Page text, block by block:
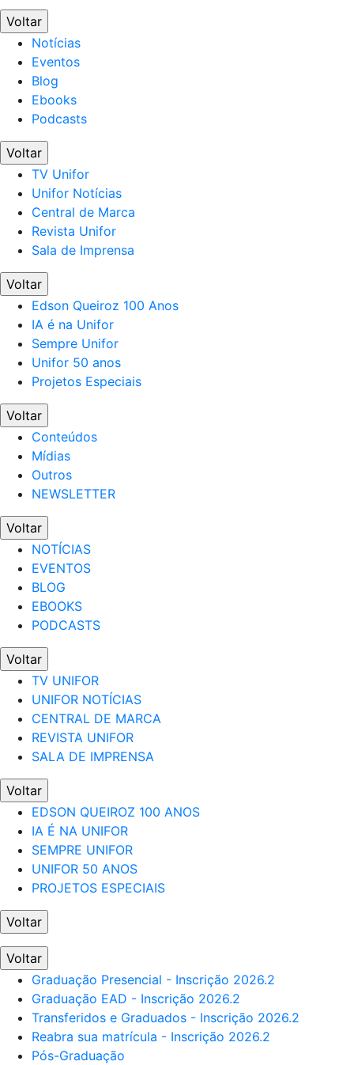
Voltar
Notícias
Eventos
Blog
Ebooks
Podcasts
Voltar
TV Unifor
Unifor Notícias
Central de Marca
Revista Unifor
Sala de Imprensa
Voltar
Edson Queiroz 100 Anos
IA é na Unifor
Sempre Unifor
Unifor 50 anos
Projetos Especiais
Voltar
Conteúdos
Mídias
Outros
NEWSLETTER
Voltar
NOTÍCIAS
EVENTOS
BLOG
EBOOKS
PODCASTS
Voltar
TV UNIFOR
UNIFOR NOTÍCIAS
CENTRAL DE MARCA
REVISTA UNIFOR
SALA DE IMPRENSA
Voltar
EDSON QUEIROZ 100 ANOS
IA É NA UNIFOR
SEMPRE UNIFOR
UNIFOR 50 ANOS
PROJETOS ESPECIAIS
Voltar
Voltar
Graduação Presencial - Inscrição 2026.2
Graduação EAD - Inscrição 2026.2
Transferidos e Graduados - Inscrição 2026.2
Reabra sua matrícula - Inscrição 2026.2
Pós-Graduação